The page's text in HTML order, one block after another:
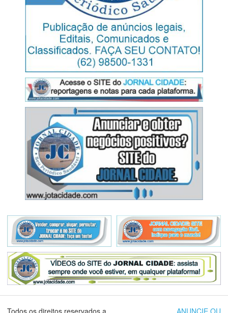
Todos os direitos reservados a ANUNCIE OU